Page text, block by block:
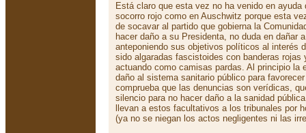
Está claro que esta vez no ha venido en
socorro rojo como en Auschwitz porque esta
de socavar al partido que gobierna la
hacer daño a su Presidenta, no duda en dañar
anteponiendo sus objetivos políticos al interés
sido algaradas fascistoides con banderas rojas
actuando como camisas pardas. Al principio la
daño al sistema sanitario público para
comprueba que las denuncias son verídicas,
silencio para no hacer daño a la sanidad
llevan a estos facultativos a los tribunales por
(ya no se niegan los actos negligentes ni las